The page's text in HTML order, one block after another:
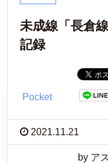
未成線「長倉
記録
Pocket
2021.11.21
by ア